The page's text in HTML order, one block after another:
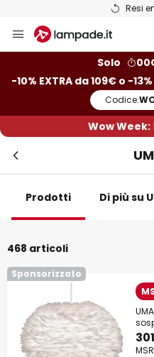
Resi
Salta
al
Solo
-10% EXTRA da 109€ o -
Codice:
Wow Week:
Prodotti Di più su
468 articoli
Sponsorizzato
-10% di
-13% di
su
Codice: